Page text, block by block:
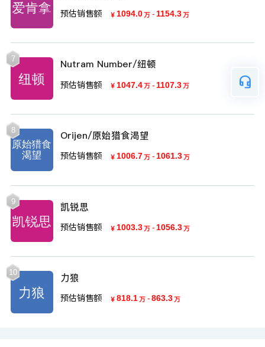
预估销售额 ￥ 1094.0万 - 1154.3万
7 Nutram Number/纽顿
预估销售额 ￥ 1047.4万 - 1107.3万
8 Orijen/原始猎食渴望
预估销售额 ￥ 1006.7万 - 1061.3万
9 凯锐思
预估销售额 ￥ 1003.3万 - 1056.3万
10 力狼
预估销售额 ￥ 818.1万 - 863.3万